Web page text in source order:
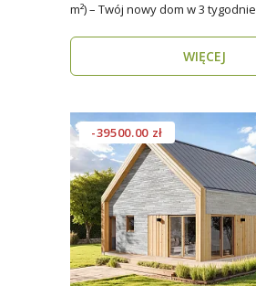
m²) – Twój nowy dom w 3 tygodnie Szukasz
WIĘCEJ
-39500.00 zł